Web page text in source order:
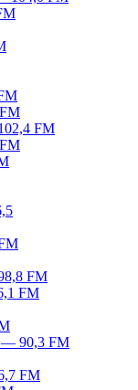
FM
FM
FM
— 90,3 FM
FM